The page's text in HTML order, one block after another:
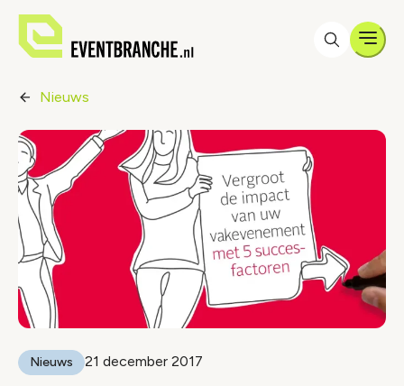
Nieuws
Nieuws 21 december 2017